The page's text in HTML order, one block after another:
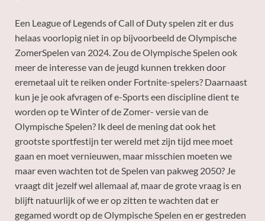
Een League of Legends of Call of Duty spelen zit er dus
helaas voorlopig niet in op bijvoorbeeld de Olympische
ZomerSpelen van 2024. Zou de Olympische Spelen ook
meer de interesse van de jeugd kunnen trekken door
eremetaal uit te reiken onder Fortnite-spelers? Daarnaast
kun je je ook afvragen of e-Sports een discipline dient te
worden op te Winter of de Zomer- versie van de
Olympische Spelen? Ik deel de mening dat ook het
grootste sportfestijn ter wereld met zijn tijd mee moet
gaan en moet vernieuwen, maar misschien moeten we
maar even wachten tot de Spelen van pakweg 2050? Je
vraagt dit jezelf wel allemaal af, maar de grote vraag is en
blijft natuurlijk of we er op zitten te wachten dat er
gegamed wordt op de Olympische Spelen en er gestreden